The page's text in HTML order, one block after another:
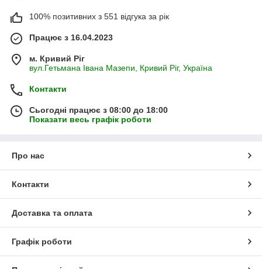
100% позитивних з 551 відгука за рік
Працює з 16.04.2023
м. Кривий Ріг
вул.Гетьмана Івана Мазепи, Кривий Ріг, Україна
Контакти
Сьогодні працює з 08:00 до 18:00
Показати весь графік роботи
Про нас
Контакти
Доставка та оплата
Графік роботи